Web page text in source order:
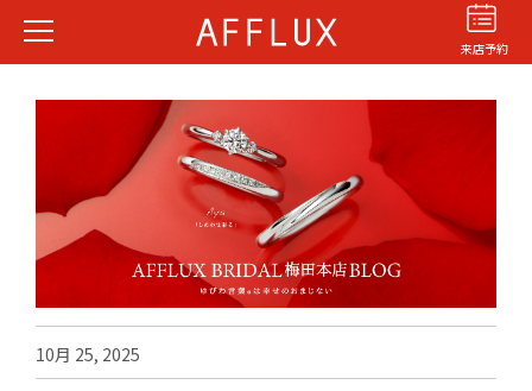
来店予約
結婚指輪
パーフェクト
商品カテゴリ
10月 25, 2025